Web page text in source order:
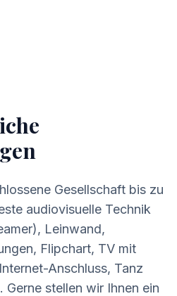
Gesellschaft bis zu
audiovisuelle Technik
Leinwand,
Flipchart, TV mit
Anschluss, Tanz
stellen wir Ihnen ein